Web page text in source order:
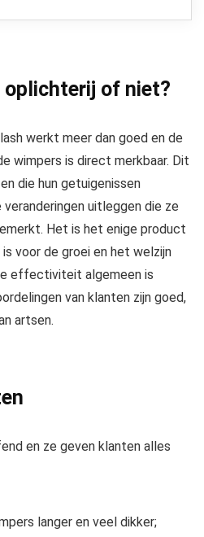
oplichterij of niet?
werkt meer dan goed en de
wimpers is direct merkbaar. Dit
die hun getuigenissen
uitleggen die ze
Het is het enige product
voor de groei en het welzijn
effectiviteit algemeen is
van klanten zijn goed,
artsen.
en ze geven klanten alles
langer en veel dikker;